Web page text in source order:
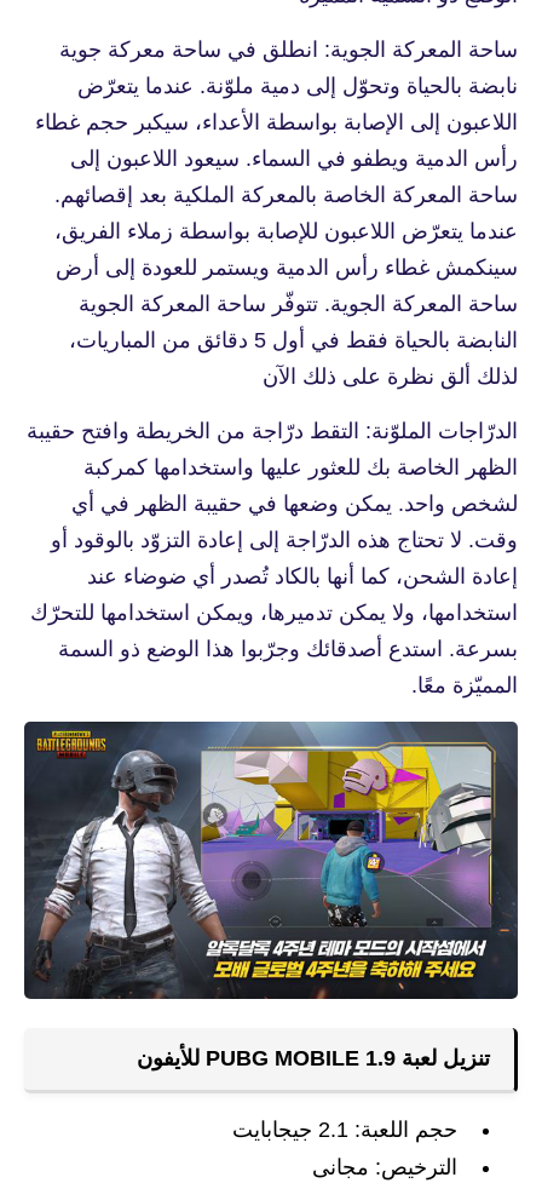
ساحة المعركة الجوية: انطلق في ساحة معركة جوية
نابضة بالحياة وتحوّل إلى دمية ملوّنة. عندما يتعرّض
اللاعبون إلى الإصابة بواسطة الأعداء، سيكبر حجم غطاء
رأس الدمية ويطفو في السماء. سيعود اللاعبون إلى
ساحة المعركة الخاصة بالمعركة الملكية بعد إقصائهم.
عندما يتعرّض اللاعبون للإصابة بواسطة زملاء الفريق،
سينكمش غطاء رأس الدمية ويستمر للعودة إلى أرض
ساحة المعركة الجوية. تتوفّر ساحة المعركة الجوية
النابضة بالحياة فقط في أول 5 دقائق من المباريات،
لذلك ألق نظرة على ذلك الآن
الدرّاجات الملوّنة: التقط درّاجة من الخريطة وافتح حقيبة
الظهر الخاصة بك للعثور عليها واستخدامها كمركبة
لشخص واحد. يمكن وضعها في حقيبة الظهر في أي
وقت. لا تحتاج هذه الدرّاجة إلى إعادة التزوّد بالوقود أو
إعادة الشحن، كما أنها بالكاد تُصدر أي ضوضاء عند
استخدامها، ولا يمكن تدميرها، ويمكن استخدامها للتحرّك
بسرعة. استدع أصدقائك وجرّبوا هذا الوضع ذو السمة
المميّزة معًا.
تنزيل لعبة PUBG MOBILE 1.9 للأيفون
حجم اللعبة: 2.1 جيجابايت
الترخيص: مجانى